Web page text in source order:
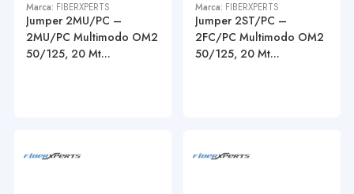
Marca: FIBERXPERTS
Jumper 2MU/PC –
2MU/PC Multimodo OM2
50/125, 20 Mt...
Marca: FIBERXPERTS
Jumper 2ST/PC –
2FC/PC Multimodo OM2
50/125, 20 Mt...